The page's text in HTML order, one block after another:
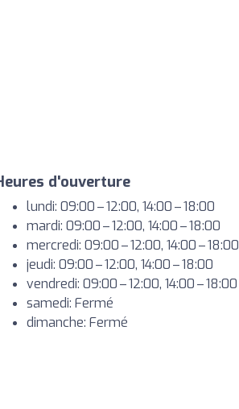
d'ouverture
lundi: 09:00 – 12:00, 14:00 – 18:00
mardi: 09:00 – 12:00, 14:00 – 18:00
mercredi: 09:00 – 12:00, 14:00 – 18:00
jeudi: 09:00 – 12:00, 14:00 – 18:00
vendredi: 09:00 – 12:00, 14:00 – 18:00
samedi: Fermé
dimanche: Fermé